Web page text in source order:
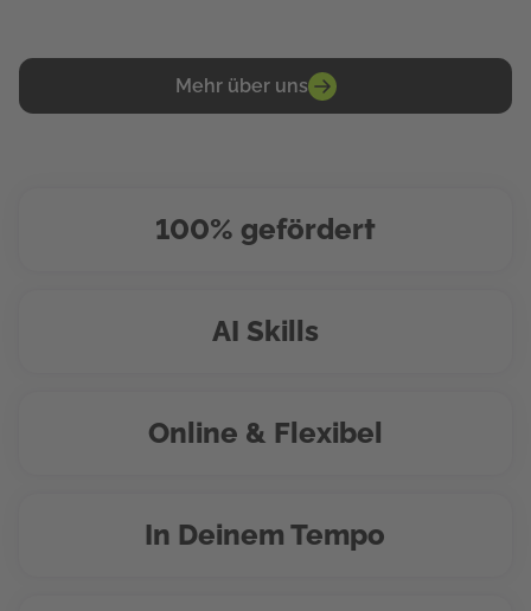
Mehr über uns
100% gefördert
AI Skills
Online & Flexibel
In Deinem Tempo